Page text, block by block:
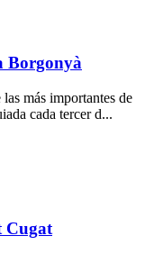
Borgonyà
más importantes de
cada tercer d...
Cugat